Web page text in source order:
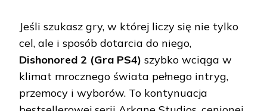
Jeśli szukasz gry, w której liczy się nie tylko
cel, ale i sposób dotarcia do niego,
Dishonored 2 (Gra PS4) szybko wciąga w
klimat mrocznego świata pełnego intryg,
przemocy i wyborów. To kontynuacja